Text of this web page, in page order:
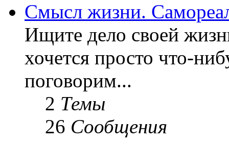
Смысл жизни.
Ищите дело своей
хочется просто что-
поговорим...
2 Темы
26 Сообщения